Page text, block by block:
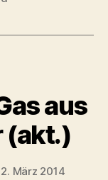
Homorechte“
aus
(akt.)
2. März 2014